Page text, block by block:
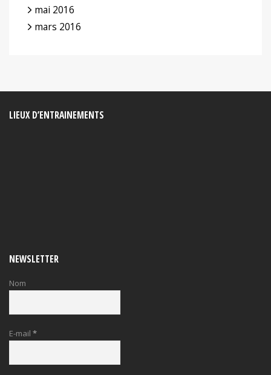
mai 2016
mars 2016
LIEUX D’ENTRAINEMENTS
NEWSLETTER
Nom
E-mail *